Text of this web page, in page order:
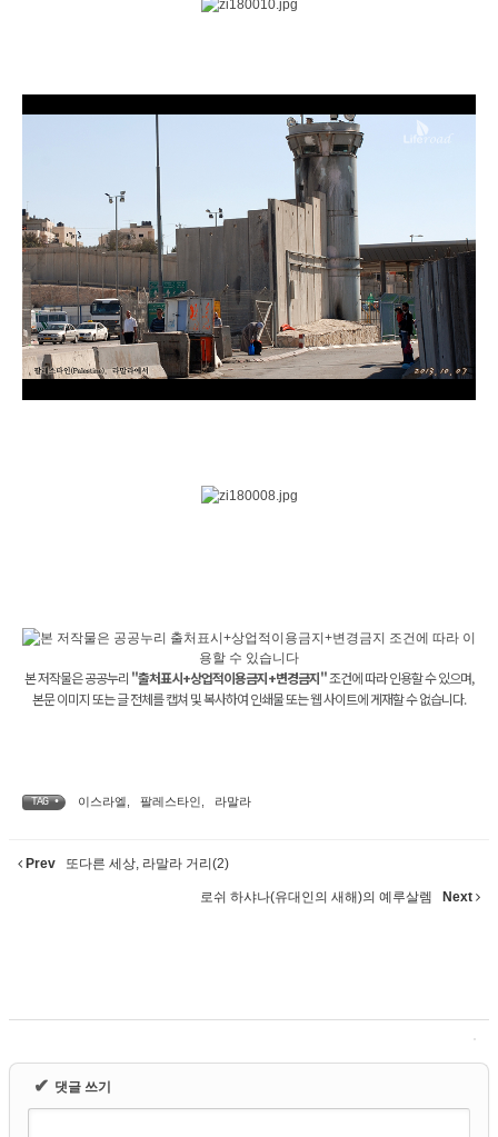
본 저작물은 공공누리 "출처표시+상업적이용금지+변경금지"조건에 따라 인용할 수 있으며,
본문 이미지 또는 글 전체를 캡쳐 및 복사하여 인쇄물 또는 웹 사이트에 게재할 수 없습니다.
TAG • 이스라엘 팔레스타인 라말라
Prev 또다른 세상, 라말라 거리(2)
로쉬 하샤나(유대인의 새해)의 예루살렘 Next
✔ 댓글 쓰기